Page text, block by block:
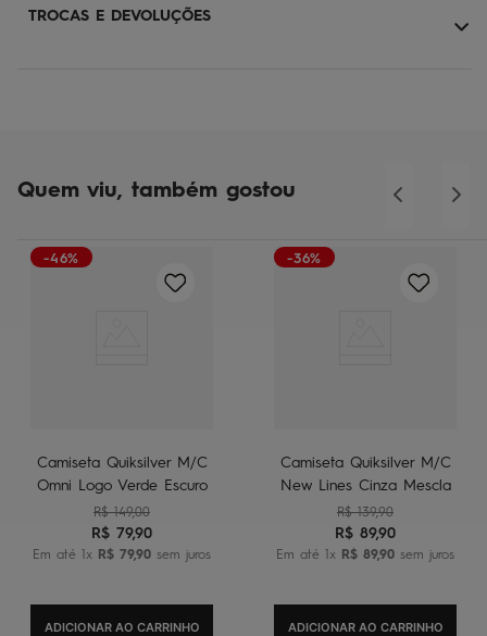
TROCAS E DEVOLUÇÕES
Quem viu, também gostou
-46%
Camiseta Quiksilver M/C
Omni Logo Verde Escuro
R$ 149,00
R$ 79,90
Em até 1x R$ 79,90 sem juros
ADICIONAR AO CARRINHO
-36%
Camiseta Quiksilver M/C
New Lines Cinza Mescla
R$ 139,90
R$ 89,90
Em até 1x R$ 89,90 sem juros
ADICIONAR AO CARRINHO